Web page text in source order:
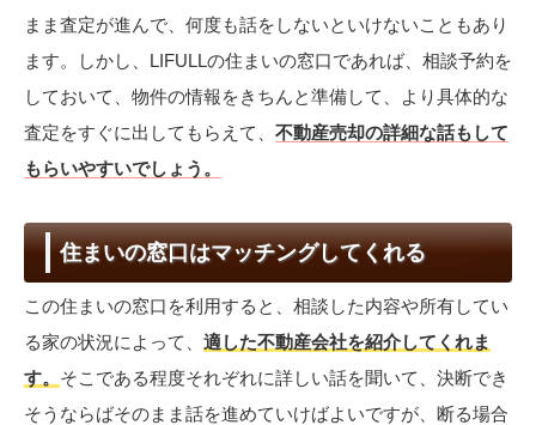
まま査定が進んで、何度も話をしないといけないこともあり
ます。しかし、LIFULLの住まいの窓口であれば、相談予約を
しておいて、物件の情報をきちんと準備して、より具体的な
査定をすぐに出してもらえて、 不動産売却の詳細な話もして
もらいやすいでしょう。
住まいの窓口はマッチングしてくれる
この住まいの窓口を利用すると、相談した内容や所有してい
る家の状況によって、 適した不動産会社を紹介してくれま
す。 そこである程度それぞれに詳しい話を聞いて、決断でき
そうならばそのまま話を進めていけばよいですが、断る場合